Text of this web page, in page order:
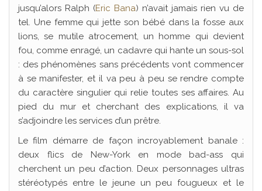
jusqu’alors Ralph (Eric Bana) n’avait jamais rien vu de
tel. Une femme qui jette son bébé dans la fosse aux
lions, se mutile atrocement, un homme qui devient
fou, comme enragé, un cadavre qui hante un sous-sol
: des phénomènes sans précédents vont commencer
à se manifester, et il va peu à peu se rendre compte
du caractère singulier qui relie toutes ses affaires. Au
pied du mur et cherchant des explications, il va
s’adjoindre les services d’un prêtre.
Le film démarre de façon incroyablement banale :
deux flics de New-York en mode bad-ass qui
cherchent un peu d’action. Deux personnages ultras
stéréotypés entre le jeune un peu fougueux et le